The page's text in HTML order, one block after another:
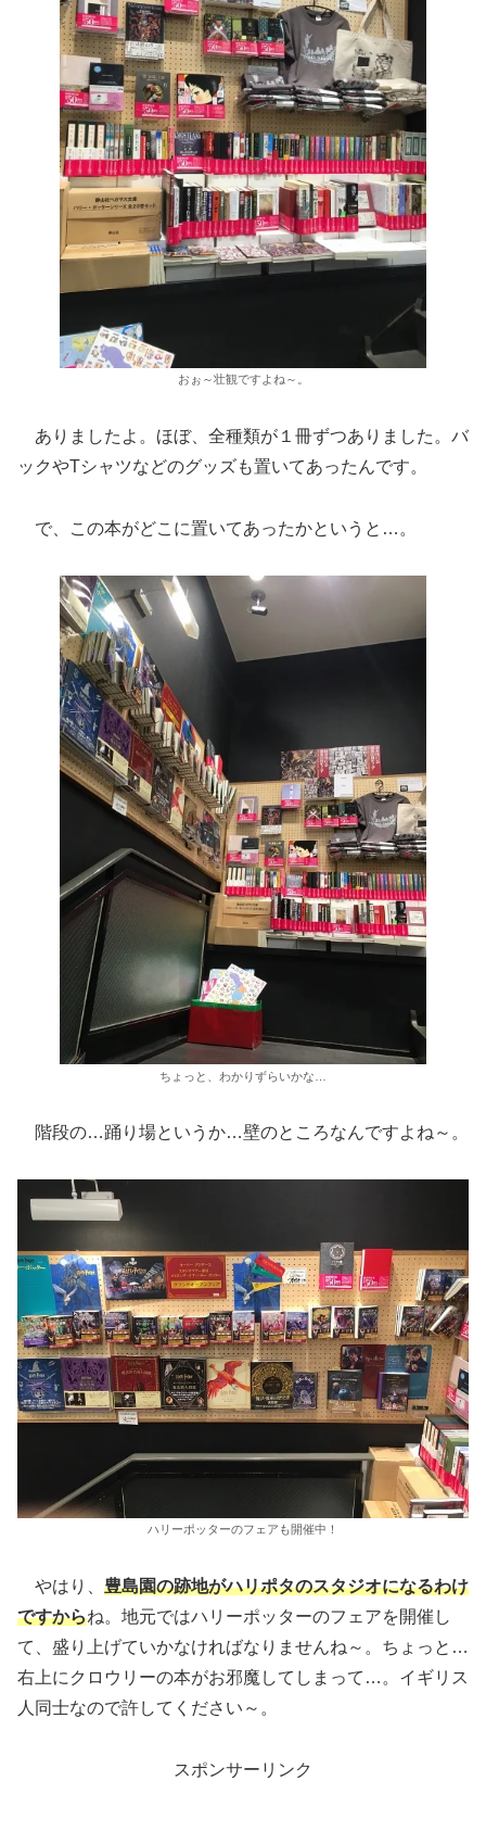
おぉ～壮観ですよね～。
ありましたよ。ほぼ、全種類が１冊ずつありました。バ
ックやTシャツなどのグッズも置いてあったんです。
で、この本がどこに置いてあったかというと…。
ちょっと、わかりずらいかな…
階段の…踊り場というか…壁のところなんですよね～。
ハリーポッターのフェアも開催中！
やはり、 豊島園の跡地がハリポタのスタジオになるわけ
ですからね。地元ではハリーポッターのフェアを開催し
て、盛り上げていかなければなりませんね～。ちょっと…
右上にクロウリーの本がお邪魔してしまって…。イギリス
人同士なので許してください～。
スポンサーリンク